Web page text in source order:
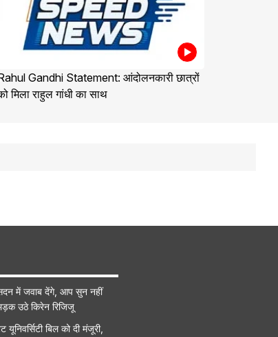
Gandhi Statement: आंदोलनकारी छात्रों
मिला राहुल गांधी का साथ
में जवाब देंगे, आप सुन नहीं
भड़क उठे किरेन रिजिजू
यूनिवर्सिटी बिल को दी मंजूरी,